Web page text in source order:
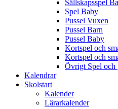
Sällskapsspel
Spel Baby
Pussel Vuxen
Pussel Barn
Pussel Baby
Kortspel och
Kortspel och
Övrigt Spel och
Kalendrar
Skolstart
Kalender
Lärarkalender